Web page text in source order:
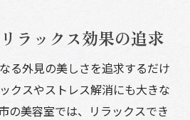
ラックス効果の追求
る外見の美しさを追求するだけ
クスやストレス解消にも大きな
の美容室では、リラックスでき